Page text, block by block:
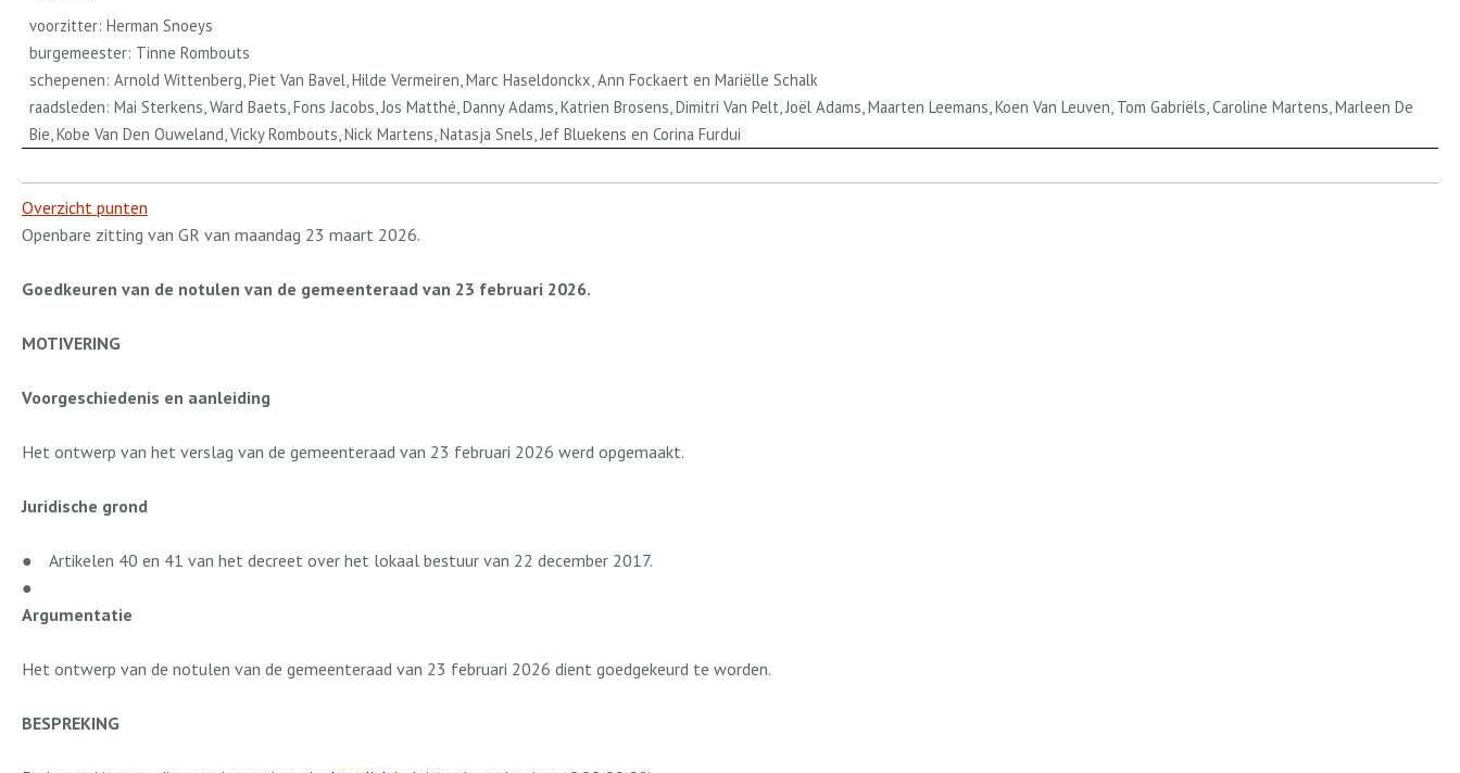
voorzitter: Herman Snoeys
burgemeester: Tinne Rombouts
schepenen: Arnold Wittenberg, Piet Van Bavel, Hilde Vermeiren, Marc Haseldonckx, Ann Fockaert en Mariëlle Schalk
raadsleden: Mai Sterkens, Ward Baets, Fons Jacobs, Jos Matthé, Danny Adams, Katrien Brosens, Dimitri Van Pelt, Joël Adams, Maarten Leemans, Koen Van Leuven, Tom Gabriëls, Caroline Martens, Marleen De
Bie, Kobe Van Den Ouweland, Vicky Rombouts, Nick Martens, Natasja Snels, Jef Bluekens en Corina Furdui
Overzicht punten
Openbare zitting van GR van maandag 23 maart 2026.
Goedkeuren van de notulen van de gemeenteraad van 23 februari 2026.
MOTIVERING
Voorgeschiedenis en aanleiding
Het ontwerp van het verslag van de gemeenteraad van 23 februari 2026 werd opgemaakt.
Juridische grond
●
Artikelen 40 en 41 van het decreet over het lokaal bestuur van 22 december 2017.
●
Argumentatie
Het ontwerp van de notulen van de gemeenteraad van 23 februari 2026 dient goedgekeurd te worden.
BESPREKING